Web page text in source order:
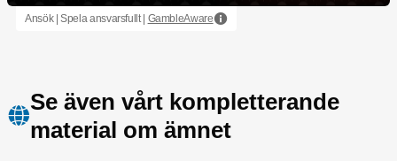
Ansök | Spela ansvarsfullt | GambleAware
Se även vårt kompletterande
material om ämnet